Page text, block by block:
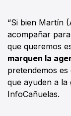
“Si bien Martín
acompañar
que queremos
marquen la
pretendemos
que ayuden a la
InfoCañuelas.